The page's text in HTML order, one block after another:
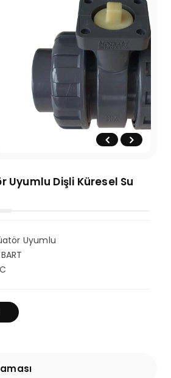
Uyumlu Dişli Küresel Su
Uyumlu